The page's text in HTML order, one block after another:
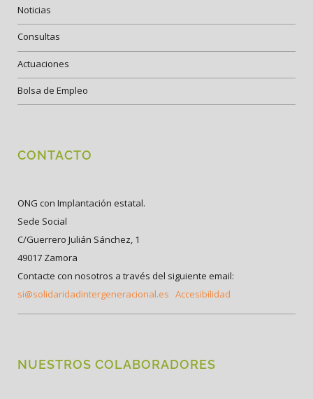
Noticias
Consultas
Actuaciones
Bolsa de Empleo
CONTACTO
ONG con Implantación estatal.
Sede Social
C/Guerrero Julián Sánchez, 1
49017 Zamora
Contacte con nosotros a través del siguiente email:
si@solidaridadintergeneracional.es Accesibilidad
NUESTROS COLABORADORES